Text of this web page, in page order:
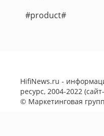
#product#
HifiNews.ru -
ресурс, 2004-2022
© Маркетинговая